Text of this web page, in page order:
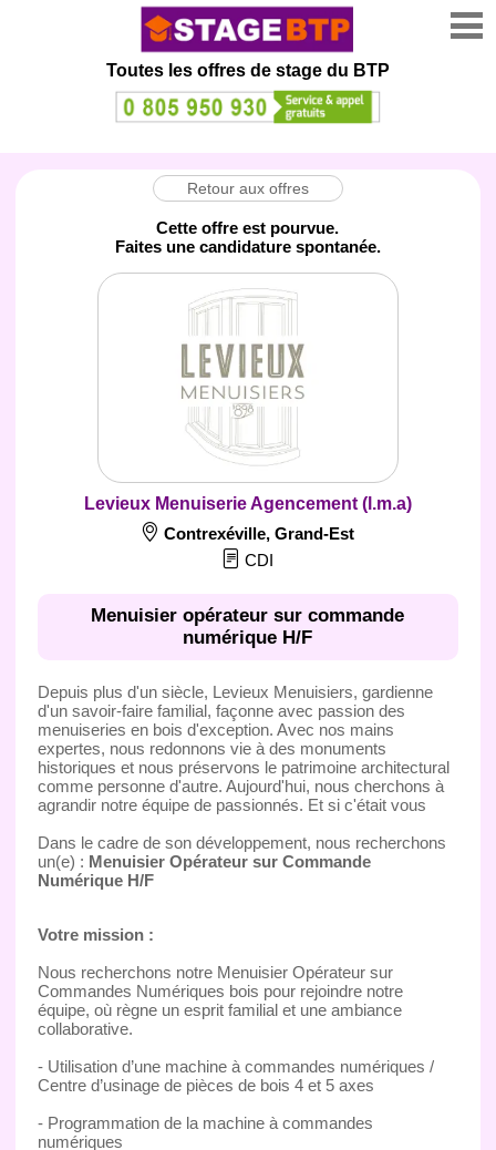
Toutes les offres de stage du BTP
Retour aux offres
Cette offre est pourvue.
Faites une candidature spontanée.
Levieux Menuiserie Agencement (l.m.a)
Contrexéville,Grand-Est
CDI
Menuisier opérateur sur commande
numérique H/F
Depuis plus d'un siècle, Levieux Menuisiers, gardienne
d'un savoir-faire familial, façonne avec passion des
menuiseries en bois d'exception. Avec nos mains
expertes, nous redonnons vie à des monuments
historiques et nous préservons le patrimoine architectural
comme personne d'autre. Aujourd'hui, nous cherchons à
agrandir notre équipe de passionnés. Et si c'était vous
Dans le cadre de son développement, nous recherchons
un(e) : Menuisier Opérateur sur Commande
Numérique H/F
Votre mission :
Nous recherchons notre Menuisier Opérateur sur
Commandes Numériques bois pour rejoindre notre
équipe, où règne un esprit familial et une ambiance
collaborative.
- Utilisation d’une machine à commandes numériques /
Centre d’usinage de pièces de bois 4 et 5 axes
- Programmation de la machine à commandes
numériques